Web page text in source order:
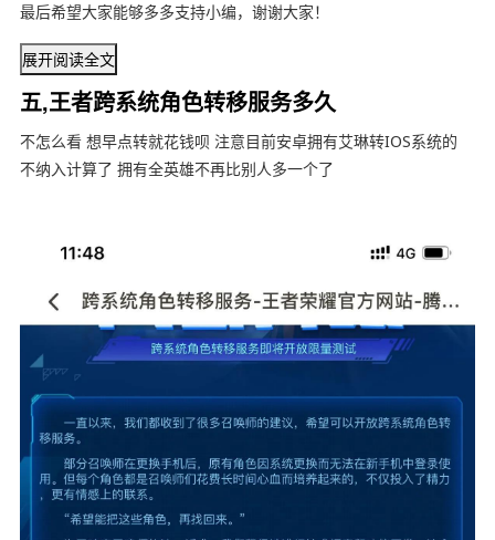
最后希望大家能够多多支持小编，谢谢大家！
展开阅读全文
五,王者跨系统角色转移服务多久
不怎么看 想早点转就花钱呗 注意目前安卓拥有艾琳转IOS系统的
不纳入计算了 拥有全英雄不再比别人多一个了